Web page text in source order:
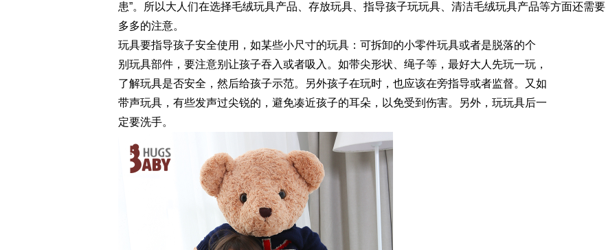
患”。所以大人们在选择毛绒玩具产品 、存放玩具、指导孩子玩玩具、清洁毛绒玩具产品等方面还需要
多多的注意。
玩具要指导孩子安全使用，如某些小尺寸的玩具：可拆卸的小零件玩具或者是脱落的个
别玩具部件，要注意别让孩子吞入或者吸入。如带尖形状、绳子等，最好大人先玩一玩，
了解玩具是否安全，然后给孩子示范。另外孩子在玩时，也应该在旁指导或者监督。又如
带声玩具，有些发声过尖锐的，避免凑近孩子的耳朵，以免受到伤害。另外，玩玩具后一
定要洗手。